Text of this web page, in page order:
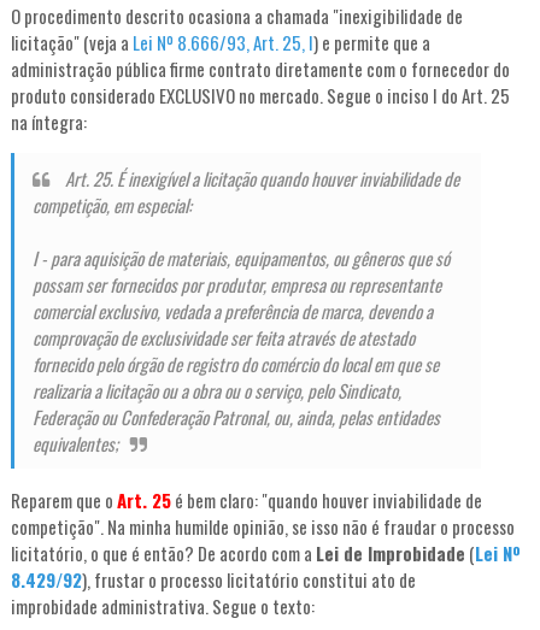
O procedimento descrito ocasiona a chamada "inexigibilidade de
licitação" (veja a Lei Nº 8.666/93, Art. 25, I) e permite que a
administração pública firme contrato diretamente com o fornecedor do
produto considerado EXCLUSIVO no mercado. Segue o inciso I do Art. 25
na íntegra:
Art. 25. É inexigível a licitação quando houver inviabilidade de
competição, em especial:
I - para aquisição de materiais, equipamentos, ou gêneros que só
possam ser fornecidos por produtor, empresa ou representante
comercial exclusivo, vedada a preferência de marca, devendo a
comprovação de exclusividade ser feita através de atestado
fornecido pelo órgão de registro do comércio do local em que se
realizaria a licitação ou a obra ou o serviço, pelo Sindicato,
Federação ou Confederação Patronal, ou, ainda, pelas entidades
equivalentes;
Reparem que oArt. 25é bem claro: "quando houver inviabilidade de
competição". Na minha humilde opinião, se isso não é fraudar o processo
licitatório, o que é então? De acordo com a Lei de Improbidade (Lei Nº
8.429/92), frustar o processo licitatório constitui ato de
improbidade administrativa. Segue o texto: